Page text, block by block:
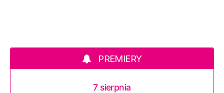
PREMIERY
7 sierpnia